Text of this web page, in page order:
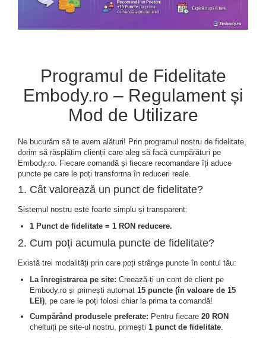
Pijamale copii
Pijamale bumbac copii
Pijamale cuplu
Pijamale Craciun
Pijamale cocolino cuplu
Pijamale finet
Sosete
Programul de Fidelitate
Embody.ro – Regulament și
Mod de Utilizare
Ne bucurăm să te avem alături! Prin programul nostru de fidelitate,
dorim să răsplătim clienții care aleg să facă cumpărături pe
Embody.ro. Fiecare comandă și fiecare recomandare îți aduce
puncte pe care le poți transforma în reduceri reale.
1. Cât valorează un punct de fidelitate?
Sistemul nostru este foarte simplu și transparent:
1 Punct de fidelitate = 1 RON reducere.
2. Cum poți acumula puncte de fidelitate?
Există trei modalități prin care poți strânge puncte în contul tău:
La înregistrarea pe site: Creează-ți un cont de client pe
Embody.ro și primești automat 15 puncte (în valoare de 15
LEI) , pe care le poți folosi chiar la prima ta comandă!
Cumpărând produsele preferate: Pentru fiecare 20 RON
cheltuiți pe site-ul nostru, primești 1 punct de fidelitate